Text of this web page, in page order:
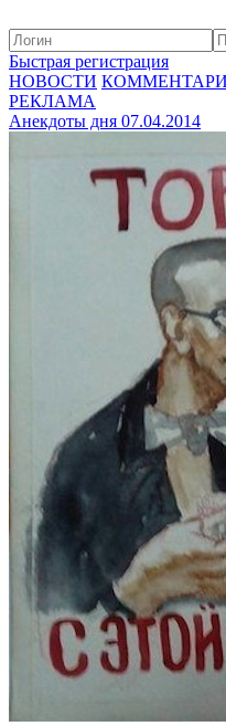
Быстрая регистрация
НОВОСТИ
РЕКЛАМА
Анекдоты дня 07.04.2014